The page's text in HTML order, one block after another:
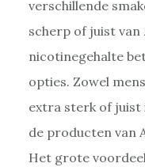
verschillende
scherp of juist van
nicotinegehalte
opties. Zowel
extra sterk of juist
de producten van
Het grote